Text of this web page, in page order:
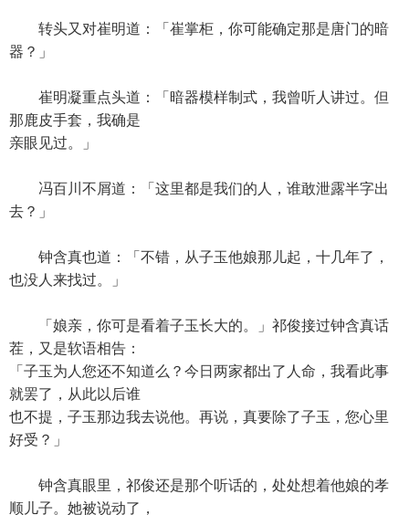
转头又对崔明道：「崔掌柜，你可能确定那是唐门的暗
器？」
崔明凝重点头道：「暗器模样制式，我曾听人讲过。但
那鹿皮手套，我确是
亲眼见过。」
冯百川不屑道：「这里都是我们的人，谁敢泄露半字出
去？」
钟含真也道：「不错，从子玉他娘那儿起，十几年了，
也没人来找过。」
「娘亲，你可是看着子玉长大的。」祁俊接过钟含真话
茬，又是软语相告：
「子玉为人您还不知道么？今日两家都出了人命，我看此事
就罢了，从此以后谁
也不提，子玉那边我去说他。再说，真要除了子玉，您心里
好受？」
钟含真眼里，祁俊还是那个听话的，处处想着他娘的孝
顺儿子。她被说动了，